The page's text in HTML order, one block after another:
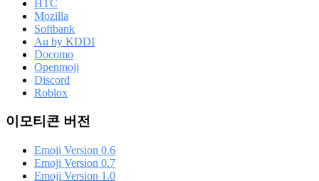
HTC
Mozilla
Softbank
Au by KDDI
Docomo
Openmoji
Discord
Roblox
이모티콘 버전
Emoji Version 0.6
Emoji Version 0.7
Emoji Version 1.0